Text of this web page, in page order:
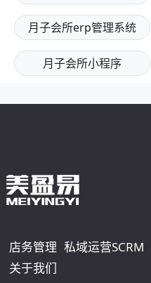
月子会所erp管理系统
月子会所小程序
店务管理 私域运营SCRM
关于我们